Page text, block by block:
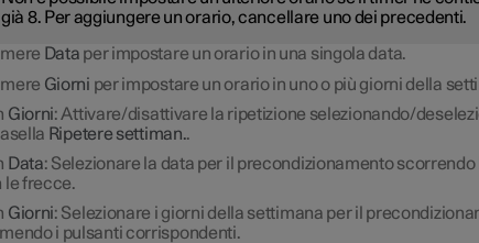
già 8. Per aggiungere un orario, cancellare uno dei precedenti.
Data per impostare un orario in una singola data.
Giorni per impostare un orario in uno o più giorni della
Giorni: Attivare/disattivare la ripetizione selezionando/
Ripetere settiman..
Data: Selezionare la data per il precondizionamento
le frecce.
Giorni: Selezionare i giorni della settimana per il
i pulsanti corrispondenti.